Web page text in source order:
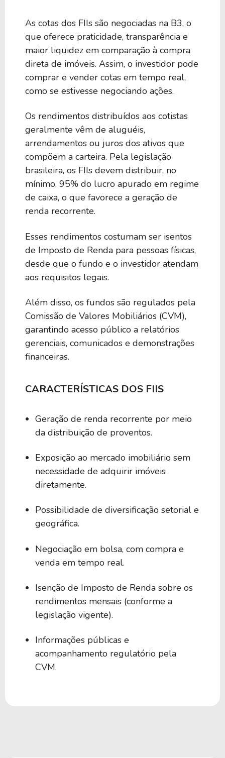
As cotas dos FIIs são negociadas na B3, o
que oferece praticidade, transparência e
maior liquidez em comparação à compra
direta de imóveis. Assim, o investidor pode
comprar e vender cotas em tempo real,
como se estivesse negociando ações.
Os rendimentos distribuídos aos cotistas
geralmente vêm de aluguéis,
arrendamentos ou juros dos ativos que
compõem a carteira. Pela legislação
brasileira, os FIIs devem distribuir, no
mínimo, 95% do lucro apurado em regime
de caixa, o que favorece a geração de
renda recorrente.
Esses rendimentos costumam ser isentos
de Imposto de Renda para pessoas físicas,
desde que o fundo e o investidor atendam
aos requisitos legais.
Além disso, os fundos são regulados pela
Comissão de Valores Mobiliários (CVM),
garantindo acesso público a relatórios
gerenciais, comunicados e demonstrações
financeiras.
CARACTERÍSTICAS DOS FIIS
Geração de renda recorrente por meio
da distribuição de proventos.
Exposição ao mercado imobiliário sem
necessidade de adquirir imóveis
diretamente.
Possibilidade de diversificação setorial e
geográfica.
Negociação em bolsa, com compra e
venda em tempo real.
Isenção de Imposto de Renda sobre os
rendimentos mensais (conforme a
legislação vigente).
Informações públicas e
acompanhamento regulatório pela
CVM.